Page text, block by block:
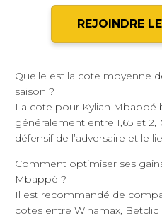
REJOINDRE
Quelle est la cote moyenne
saison ?
La cote pour Kylian Mbappé
généralement entre 1,65 et
défensif de l’adversaire et le
Comment optimiser ses
Mbappé ?
Il est recommandé de
cotes entre Winamax,